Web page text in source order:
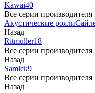
Kawai40
Все серии производителя
Акустические рояли
Назад
Ritmuller18
Все серии производителя
Назад
Samick9
Все серии производителя
Назад